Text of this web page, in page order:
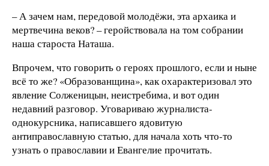
– А зачем нам, передовой молодёжи, эта архаика и
мертвечина веков? – геройствовала на том собрании
наша староста Наташа.
Впрочем, что говорить о героях прошлого, если и ныне
всё то же? «Образованщина», как охарактеризовал это
явление Солженицын, неистребима, и вот один
недавний разговор. Уговариваю журналиста-
однокурсника, написавшего ядовитую
антиправославную статью, для начала хоть что-то
узнать о православии и Евангелие прочитать.